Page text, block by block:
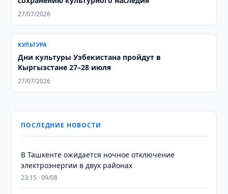
27/07/2026
КУЛЬТУРА
Дни культуры Узбекистана пройдут в
Кыргызстане 27–28 июля
27/07/2026
ПОСЛЕДНИЕ НОВОСТИ
В Ташкенте ожидается ночное отключение
электроэнергии в двух районах
23:15 · 09/08